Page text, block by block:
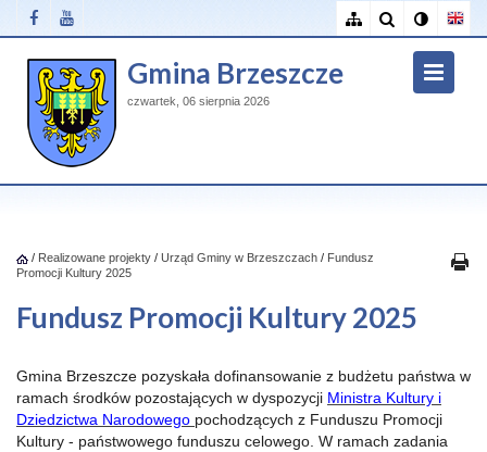
Gmina Brzeszcze
czwartek, 06 sierpnia 2026
/ Realizowane projekty / Urząd Gminy w Brzeszczach / Fundusz
Promocji Kultury 2025
Fundusz Promocji Kultury 2025
Gmina Brzeszcze pozyskała dofinansowanie z budżetu państwa w
ramach środków pozostających w dyspozycji Ministra Kultury i
Dziedzictwa Narodowego pochodzących z Funduszu Promocji
Kultury - państwowego funduszu celowego. W ramach zadania